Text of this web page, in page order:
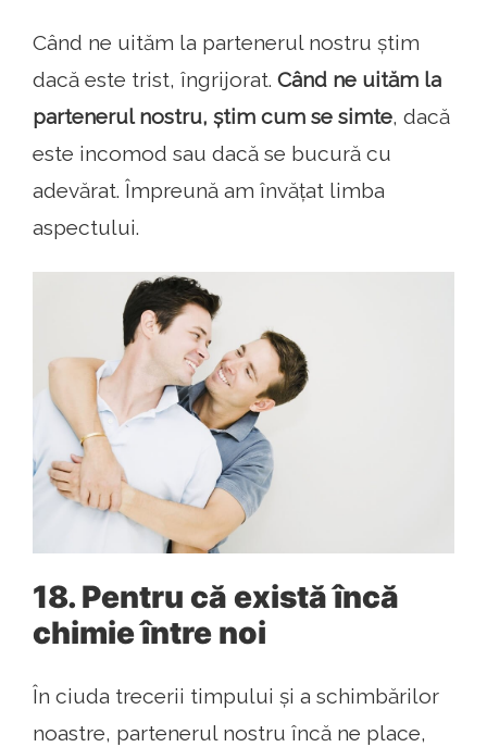
Când ne uităm la partenerul nostru știm
dacă este trist, îngrijorat. Când ne uităm la
partenerul nostru, știm cum se simte, dacă
este incomod sau dacă se bucură cu
adevărat. Împreună am învățat limba
aspectului.
18. Pentru că există încă
chimie între noi
În ciuda trecerii timpului și a schimbărilor
noastre, partenerul nostru încă ne place,